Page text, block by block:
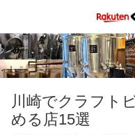
川崎でクラフト
める店15選